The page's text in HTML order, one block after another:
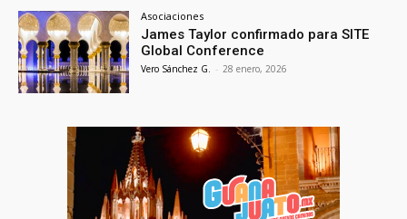
Asociaciones
James Taylor confirmado para SITE
Global Conference
Vero Sánchez G. - 28 enero, 2026